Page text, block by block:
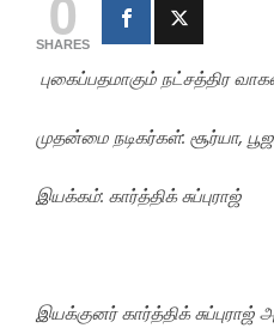
SHARES
புகைப்பதமாகும் நட்சத்திர
முதன்மை நடிகர்கள்: சூர்யா,
இயக்கம்: கார்த்திக் சுப்புராஜ்
இயக்குனர் கார்த்திக் சுப்புராஜ்